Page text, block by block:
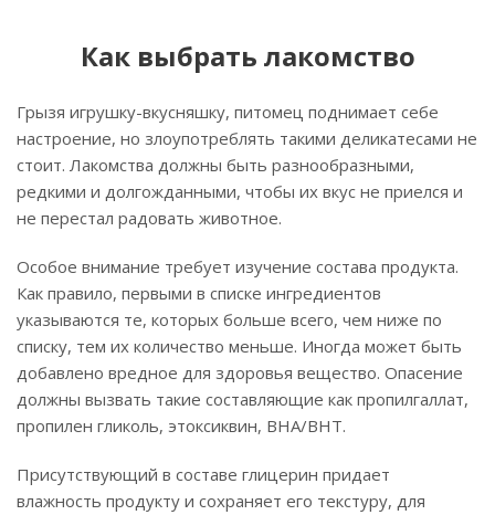
Как выбрать лакомство
Грызя игрушку-вкусняшку, питомец поднимает себе
настроение, но злоупотреблять такими деликатесами не
стоит. Лакомства должны быть разнообразными,
редкими и долгожданными, чтобы их вкус не приелся и
не перестал радовать животное.
Особое внимание требует изучение состава продукта.
Как правило, первыми в списке ингредиентов
указываются те, которых больше всего, чем ниже по
списку, тем их количество меньше. Иногда может быть
добавлено вредное для здоровья вещество. Опасение
должны вызвать такие составляющие как пропилгаллат,
пропилен гликоль, этоксиквин, ВНА/ВНТ.
Присутствующий в составе глицерин придает
влажность продукту и сохраняет его текстуру, для